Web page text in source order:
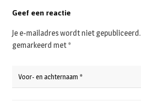
Geef een reactie
Je e-mailadres wordt niet gepubliceerd.
gemarkeerd met *